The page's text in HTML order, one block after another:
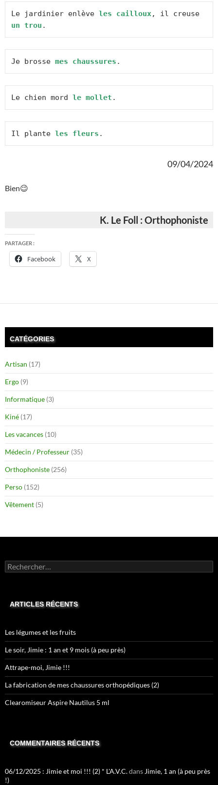
Le jardinier enlève les cailloux
un trou .
Je brosse mes chaussures .
Le chien mord le mollet .
Il plante les fleurs .
09/04/2024
Bien😉
K. Le Foll : Orthophoniste
PARTAGER :
Facebook X
CATÉGORIES
Artisan (17)
Ergo (9)
Informatique (3)
Kiné (17)
Les vacances (10)
Médecin / Professeur (35)
Orthophoniste (256)
Perso (152)
Vêtement (5)
Rechercher :
ARTICLES RÉCENTS
Les légumes et les fruits
Le soir, Jimie : 1 an et 9 mois (à peu près)
Attrape-moi, Jimie !!!
La fabrication de mes chaussures orthopédiques (2)
Clearomiseur Aspire Nautilus 5 ml
COMMENTAIRES RÉCENTS
06/12/2025 : Jimie et moi !!! (2) * L'A.V.C.dansJimie, 1 an (à peu près
!)